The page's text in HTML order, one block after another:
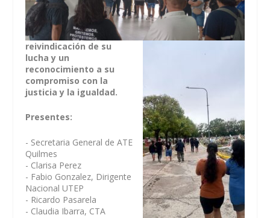
reivindicación de su
lucha y un
reconocimiento a su
compromiso con la
justicia y la igualdad.
Presentes:
- Secretaria General de ATE
Quilmes
- Clarisa Perez
- Fabio Gonzalez, Dirigente
Nacional UTEP
- Ricardo Pasarela
- Claudia Ibarra, CTA